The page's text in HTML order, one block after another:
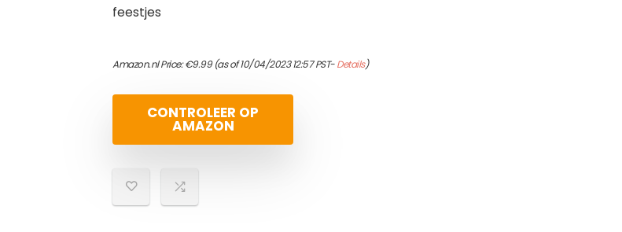
feestjes
Amazon.nl Price:€9.99(as of 10/04/2023 12:57 PST-Details)
CONTROLEER OP
AMAZON